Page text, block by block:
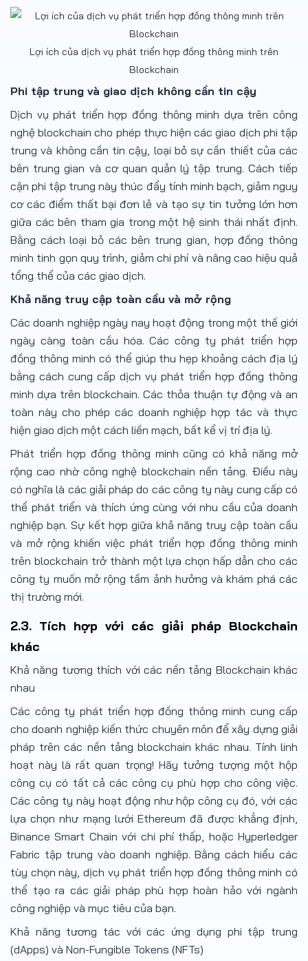
Lợi ích của dịch vụ phát triển hợp đồng thông minh trên
Blockchain
Phi tập trung và giao dịch không cần tin cậy
Dịch vụ phát triển hợp đồng thông minh dựa trên công
nghệ blockchain cho phép thực hiện các giao dịch phi tập
trung và không cần tin cậy, loại bỏ sự cần thiết của các
bên trung gian và cơ quan quản lý tập trung. Cách tiếp
cận phi tập trung này thúc đẩy tính minh bạch, giảm nguy
cơ các điểm thất bại đơn lẻ và tạo sự tin tưởng lớn hơn
giữa các bên tham gia trong một hệ sinh thái nhất định.
Bằng cách loại bỏ các bên trung gian, hợp đồng thông
minh tinh gọn quy trình, giảm chi phí và nâng cao hiệu quả
tổng thể của các giao dịch.
Khả năng truy cập toàn cầu và mở rộng
Các doanh nghiệp ngày nay hoạt động trong một thế giới
ngày càng toàn cầu hóa. Các công ty phát triển hợp
đồng thông minh có thể giúp thu hẹp khoảng cách địa lý
bằng cách cung cấp dịch vụ phát triển hợp đồng thông
minh dựa trên blockchain. Các thỏa thuận tự động và an
toàn này cho phép các doanh nghiệp hợp tác và thực
hiện giao dịch một cách liền mạch, bất kể vị trí địa lý.
Phát triển hợp đồng thông minh cũng có khả năng mở
rộng cao nhờ công nghệ blockchain nền tảng. Điều này
có nghĩa là các giải pháp do các công ty này cung cấp có
thể phát triển và thích ứng cùng với nhu cầu của doanh
nghiệp bạn. Sự kết hợp giữa khả năng truy cập toàn cầu
và mở rộng khiến việc phát triển hợp đồng thông minh
trên blockchain trở thành một lựa chọn hấp dẫn cho các
công ty muốn mở rộng tầm ảnh hưởng và khám phá các
thị trường mới.
2.3. Tích hợp với các giải pháp Blockchain
khác
Khả năng tương thích với các nền tảng Blockchain khác
nhau
Các công ty phát triển hợp đồng thông minh cung cấp
cho doanh nghiệp kiến thức chuyên môn để xây dựng giải
pháp trên các nền tảng blockchain khác nhau. Tính linh
hoạt này là rất quan trọng! Hãy tưởng tượng một hộp
công cụ có tất cả các công cụ phù hợp cho công việc.
Các công ty này hoạt động như hộp công cụ đó, với các
lựa chọn như mạng lưới Ethereum đã được khẳng định,
Binance Smart Chain với chi phí thấp, hoặc Hyperledger
Fabric tập trung vào doanh nghiệp. Bằng cách hiểu các
tùy chọn này, dịch vụ phát triển hợp đồng thông minh có
thể tạo ra các giải pháp phù hợp hoàn hảo với ngành
công nghiệp và mục tiêu của bạn.
Khả năng tương tác với các ứng dụng phi tập trung
(dApps) và Non-Fungible Tokens (NFTs)